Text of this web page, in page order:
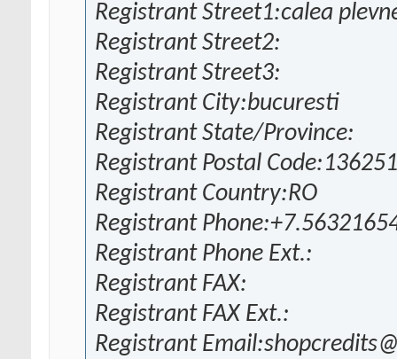
Registrant Street1:calea
Registrant Street2:
Registrant Street3:
Registrant City:bucuresti
Registrant State/Province:
Registrant Postal Code:136251
Registrant Country:RO
Registrant
Registrant Phone Ext.:
Registrant FAX:
Registrant FAX Ext.:
Registrant